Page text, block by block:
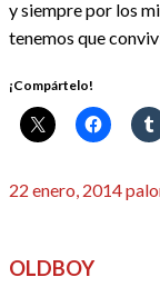
y siempre por los
tenemos que
¡Compártelo!
Publicado
22 enero, 2014
OLDBOY